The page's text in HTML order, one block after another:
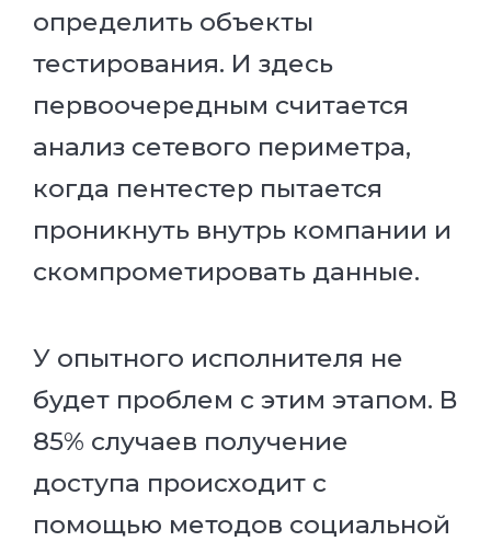
определить объекты
тестирования. И здесь
первоочередным считается
анализ сетевого периметра,
когда пентестер пытается
проникнуть внутрь компании и
скомпрометировать данные.
У опытного исполнителя не
будет проблем с этим этапом. В
85% случаев получение
доступа происходит с
помощью методов социальной